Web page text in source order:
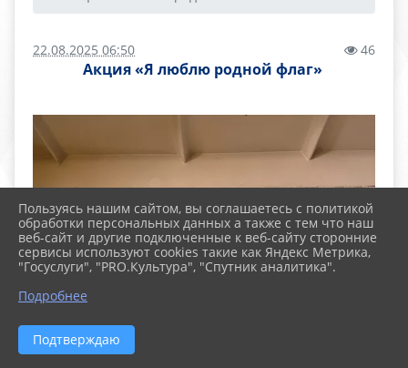
22.08.2025 06:50 46
​Акция «Я люблю родной флаг» ​
Пользуясь нашим сайтом, вы соглашаетесь с политикой
обработки персональных данных а также с тем что наш
веб-сайт и другие подключенные к веб-сайту сторонние
сервисы используют cookies такие как Яндекс Метрика,
"Госуслуги", "PRO.Культура", "Спутник аналитика".
Подробнее
Подтверждаю